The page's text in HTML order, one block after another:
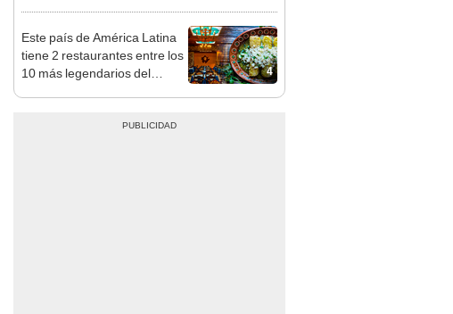
4
Este país de América Latina
tiene 2 restaurantes entre los
10 más legendarios del